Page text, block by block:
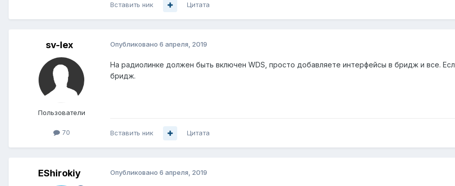
Вставить ник Цитата
sv-lex
Пользователи
70
Опубликовано 6 апреля, 2019
На радиолинке должен быть включен WDS, просто добавляете интерфейсы в бридж и все.
бридж.
Вставить ник Цитата
EShirokiy Опубликовано 6 апреля, 2019